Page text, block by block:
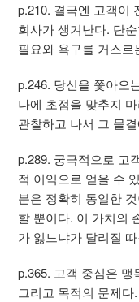
p.210. 결국엔 고객이
회사가 생겨난다. 단
필요와 욕구를 거스
p.246. 당신을 쫓아오
나에 초점을 맞추지
관찰하고 나서 그 물
p.289. 궁극적으로 고
적 이익으로 얻을 수
분은 정확히 동일한
할 뿐이다. 이 가치의
가 잃느냐가 달리질
p.365. 고객 중심은
그리고 목적의 문제다.